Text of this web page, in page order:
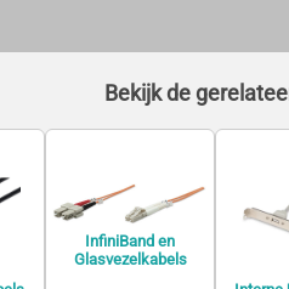
Bekijk de
InfiniBand en
Glasvezelkabels